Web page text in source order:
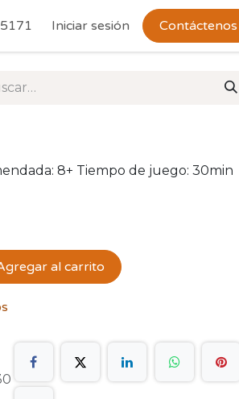
Iniciar sesión Contáctenos
8+ Tiempo de juego: 30min
al carrito